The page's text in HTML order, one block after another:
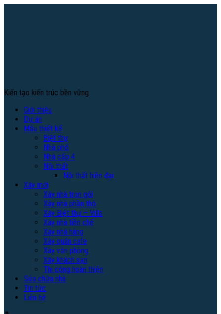
Kiến tạo kiến trúc bền vững
Giới thiệu
Dự án
Mẫu thiết kế
Biệt thự
Nhà phố
Nhà cấp 4
Nội thất
Nội thất hiện đại
Xây mới
Xây nhà trọn gói
Xây nhà phần thô
Xây Biệt thự – Villa
Xây nhà tiền chế
Xây nhà hàng
Xây quán cafe
Xây văn phòng
Xây khách sạn
Thi công hoàn thiện
Sửa chữa nhà
Tin tức
Liên hệ